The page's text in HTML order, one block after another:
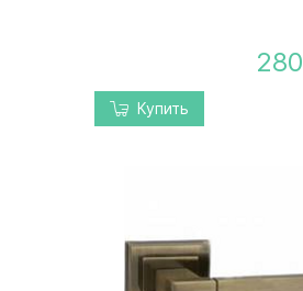
280
Купить